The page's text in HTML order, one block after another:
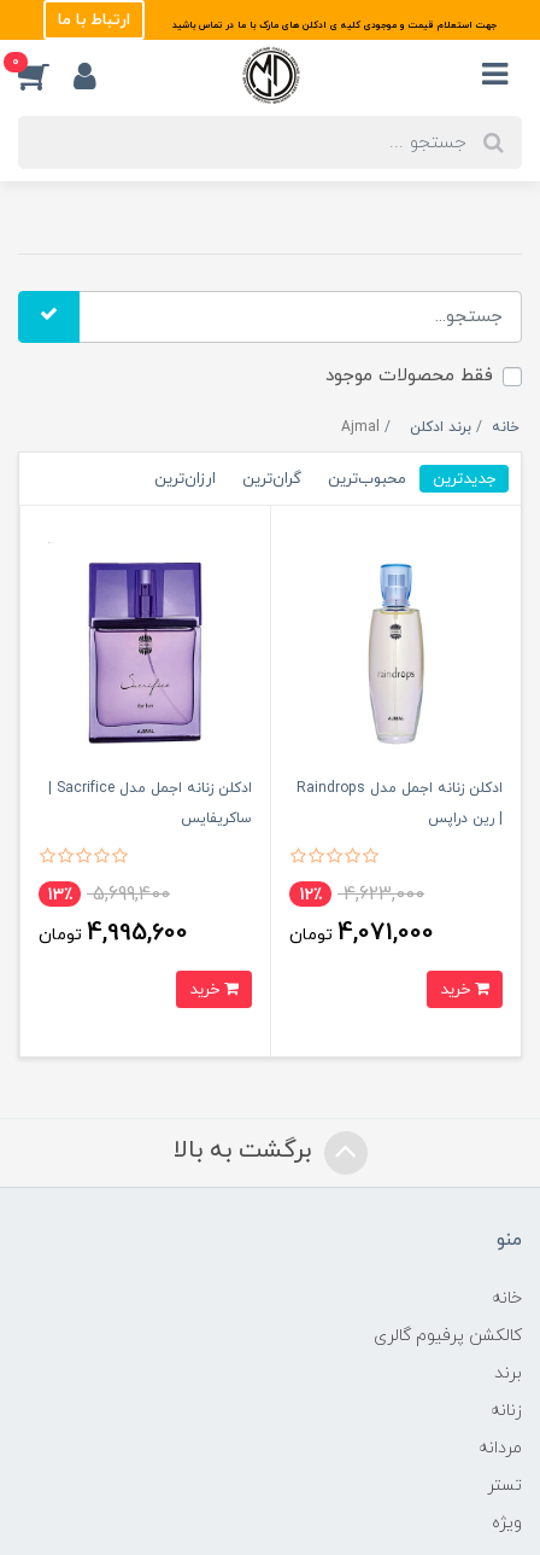
جهت استعلام قیمت و موجودی کلیه ی ادکلن های مارک با ما در تماس باشید ارتباط با ما
0
فقط محصولات موجود
خانه برند ادکلن Ajmal
جدیدترین محبوب‌ترین گران‌ترین ارزان‌ترین
ادکلن زنانه اجمل مدل Raindrops
| رین دراپس
4,623,000 12٪
4,071,000 تومان
ادکلن زنانه اجمل مدل Sacrifice |
ساکریفایس
5,699,400 13٪
4,995,600 تومان
برگشت به بالا
منو
خانه
کالکشن پرفیوم گالری
برند
زنانه
مردانه
تستر
ویژه